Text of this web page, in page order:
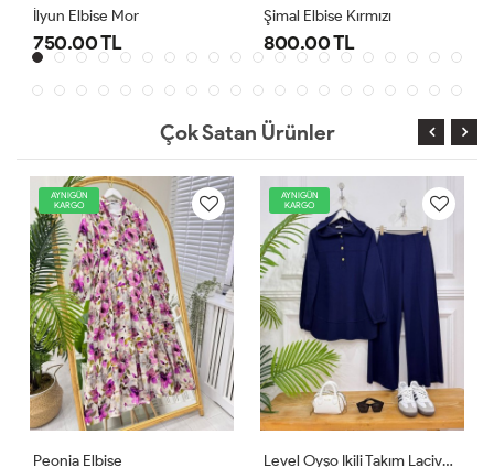
Şimal Elbise Kırmızı
800.00 TL 1,000.00 TL
Çok Satan Ürünler
AYNIGÜN
KARGO
Level Oyşo Ikili Takım Lacivert
AYNIGÜN
KARGO
Zeren Elbise Pudra